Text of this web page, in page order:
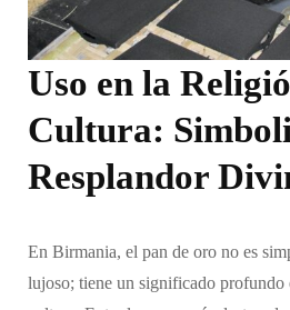
Uso en la
Cultura:
Resplandor
En Birmania, el pan de oro no es
lujoso; tiene un significado profundo